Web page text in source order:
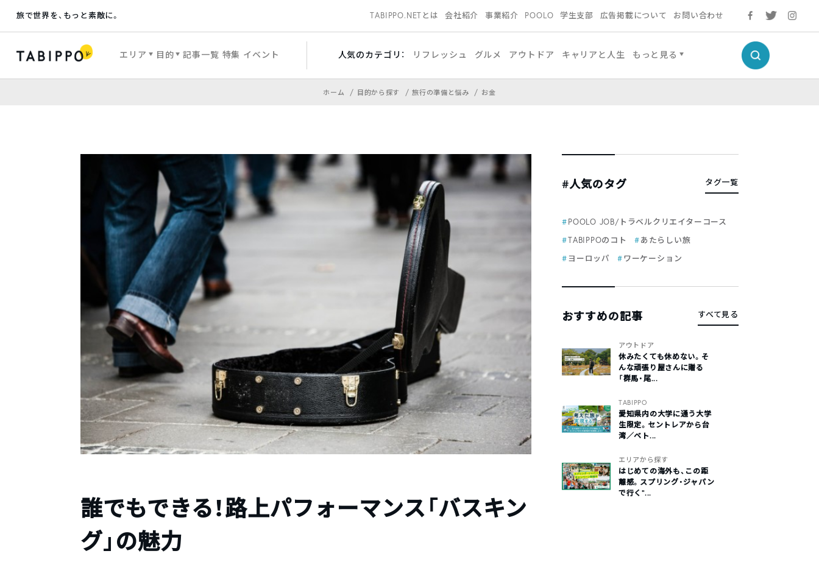
旅で世界を、もっと素敵に。 TABIPPO.NETとは 会社紹介 事業紹介 POOLO 学生支部 広告掲載について お問い合わせ
エリア 目的 記事一覧 特集 イベント 人気のカテゴリ： リフレッシュ グルメ アウトドア キャリアと人生 もっと見る
ホーム 目的から探す 旅行の準備と悩み お金
誰でもできる！路上パフォーマンス「バスキン
グ」の魅力
#人気のタグ タグ一覧
POOLO JOB/トラベルクリエイターコース
TABIPPOのコト
あたらしい旅
ヨーロッパ
ワーケーション
おすすめの記事 すべて見る
アウトドア
休みたくても休めない。そ
んな頑張り屋さんに贈る
「群馬・尾...
TABIPPO
愛知県内の大学に通う大学
生限定。セントレアから台
湾／ベト...
エリアから探す
はじめての海外も、この距
離感。スプリング・ジャパン
で行く“...